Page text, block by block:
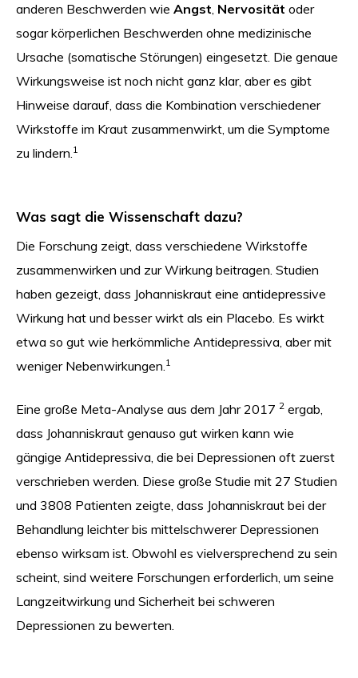
anderen Beschwerden wie Angst, Nervosität oder
sogar körperlichen Beschwerden ohne medizinische
Ursache (somatische Störungen) eingesetzt. Die genaue
Wirkungsweise ist noch nicht ganz klar, aber es gibt
Hinweise darauf, dass die Kombination verschiedener
Wirkstoffe im Kraut zusammenwirkt, um die Symptome
zu lindern.1
Was sagt die Wissenschaft dazu?
Die Forschung zeigt, dass verschiedene Wirkstoffe
zusammenwirken und zur Wirkung beitragen. Studien
haben gezeigt, dass Johanniskraut eine antidepressive
Wirkung hat und besser wirkt als ein Placebo. Es wirkt
etwa so gut wie herkömmliche Antidepressiva, aber mit
weniger Nebenwirkungen.1
Eine große Meta-Analyse aus dem Jahr 2017 2 ergab,
dass Johanniskraut genauso gut wirken kann wie
gängige Antidepressiva, die bei Depressionen oft zuerst
verschrieben werden. Diese große Studie mit 27 Studien
und 3808 Patienten zeigte, dass Johanniskraut bei der
Behandlung leichter bis mittelschwerer Depressionen
ebenso wirksam ist. Obwohl es vielversprechend zu sein
scheint, sind weitere Forschungen erforderlich, um seine
Langzeitwirkung und Sicherheit bei schweren
Depressionen zu bewerten.